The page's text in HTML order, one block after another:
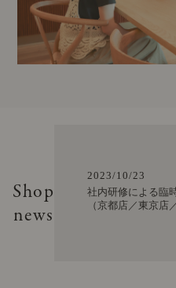
Shop
news
2023/10/23
社内研修による臨
（京都店／東京店